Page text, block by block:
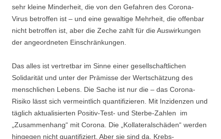
sehr kleine Minderheit, die von den Gefahren des Corona-
Virus betroffen ist – und eine gewaltige Mehrheit, die offenbar
nicht betroffen ist, aber die Zeche zahlt für die Auswirkungen
der angeordneten Einschränkungen.
Das alles ist vertretbar im Sinne einer gesellschaftlichen
Solidarität und unter der Prämisse der Wertschätzung des
menschlichen Lebens. Die Sache ist nur die – das Corona-
Risiko lässt sich vermeintlich quantifizieren. Mit Inzidenzen und
täglich aktualisierten Positiv-Test- und Sterbe-Zahlen im
„Zusammenhang“ mit Corona. Die „Kollateralschäden“ werden
hingegen nicht quantifiziert. Aber sie sind da. Krebs-